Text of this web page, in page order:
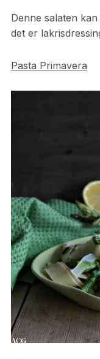
Denne salaten
det er
Pasta Primavera